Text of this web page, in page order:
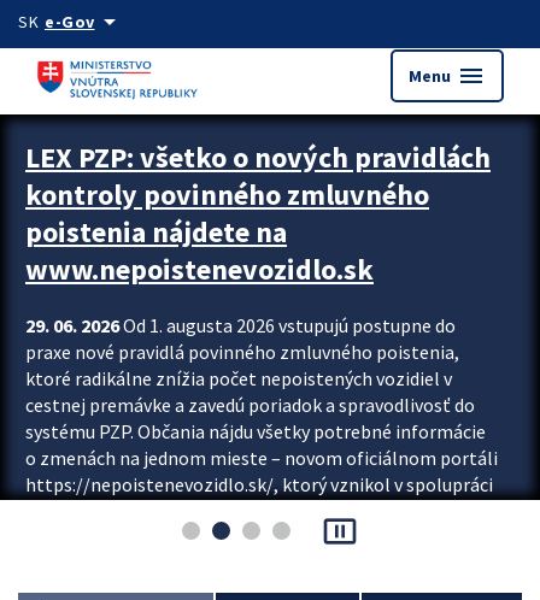
Preskocit na hlavný obsah
SK e-Govarrow_drop_down
Menu menu
Zastavit automatický posun upútavok
LEX PZP: všetko o nových pravidlách
kontroly povinného zmluvného
poistenia nájdete na
www.nepoistenevozidlo.sk
29. 06. 2026Od 1. augusta 2026 vstupujú postupne do
praxe nové pravidlá povinného zmluvného poistenia,
ktoré radikálne znížia počet nepoistených vozidiel v
cestnej premávke a zavedú poriadok a spravodlivosť do
systému PZP. Občania nájdu všetky potrebné informácie
o zmenách na jednom mieste – novom oficiálnom portáli
https://nepoistenevozidlo.sk/, ktorý vznikol v spolupráci
asociácie poisťovní (SLASPO) a Ministerstva vnútra SR.
pause_presentation